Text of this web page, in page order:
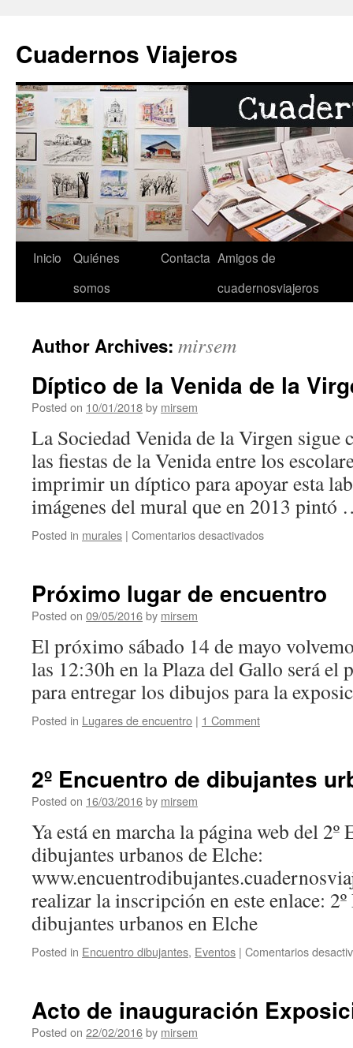
Cuadernos Viajeros
Skip
Inicio
Quiénes
somos
Contacta Amigos de
cuadernosviajeros
Author Archives: mirsem
Díptico de la Venida de la
Posted on 10/01/2018by mirsem
La Sociedad Venida de la Virgen sigue
las fiestas de la Venida entre los
imprimir un díptico para apoyar esta
imágenes del mural que en 2013
Posted in murales | Comentarios desactivados
Venida
Virgen
Próximo lugar de encuentro
Posted on 09/05/2016by mirsem
El próximo sábado 14 de mayo
las 12:30h en la Plaza del Gallo será el
para entregar los dibujos para la
Posted in Lugares de encuentro | 1 Comment
2º Encuentro de dibujantes
Posted on 16/03/2016by mirsem
Ya está en marcha la página web del 2º
dibujantes urbanos de Elche:
realizar la inscripción en este enlace:
dibujantes urbanos en Elche
Posted in Encuentro dibujantes, Eventos | Comentarios
Acto de inauguración
Posted on 22/02/2016by mirsem